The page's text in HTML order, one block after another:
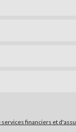
services financiers et